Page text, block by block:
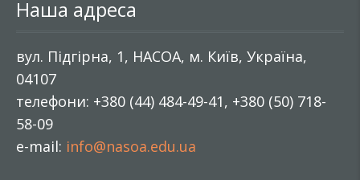
Наша адреса
вул. Підгірна, 1, НАСОА, м. Київ, Україна,
04107
телефони: +380 (44) 484-49-41, +380 (50) 718-
58-09
e-mail: info@nasoa.edu.ua